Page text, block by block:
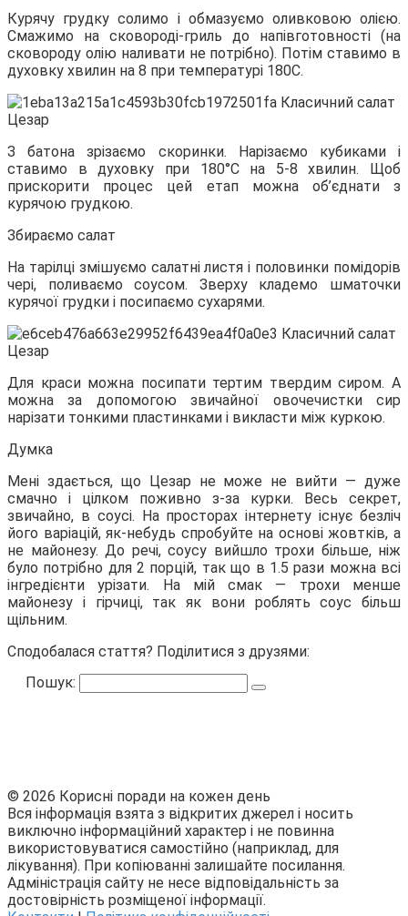
Курячу грудку солимо і обмазуємо оливковою олією.
Смажимо на сковороді-гриль до напівготовності (на
сковороду олію наливати не потрібно). Потім ставимо в
духовку хвилин на 8 при температурі 180С.
З батона зрізаємо скоринки. Нарізаємо кубиками і
ставимо в духовку при 180°С на 5-8 хвилин. Щоб
прискорити процес цей етап можна об’єднати з
курячою грудкою.
Збираємо салат
На тарілці змішуємо салатні листя і половинки помідорів
чері, поливаємо соусом. Зверху кладемо шматочки
курячої грудки і посипаємо сухарями.
Для краси можна посипати тертим твердим сиром. А
можна за допомогою звичайної овочечистки сир
нарізати тонкими пластинками і викласти між куркою.
Думка
Мені здається, що Цезар не може не вийти — дуже
смачно і цілком поживно з-за курки. Весь секрет,
звичайно, в соусі. На просторах інтернету існує безліч
його варіацій, як-небудь спробуйте на основі жовтків, а
не майонезу. До речі, соусу вийшло трохи більше, ніж
було потрібно для 2 порцій, так що в 1.5 рази можна всі
інгредієнти урізати. На мій смак — трохи менше
майонезу і гірчиці, так як вони роблять соус більш
щільним.
Сподобалася стаття? Поділитися з друзями:
Пошук:
© 2026 Корисні поради на кожен день
Вся інформація взята з відкритих джерел і носить
виключно інформаційний характер і не повинна
використовуватися самостійно (наприклад, для
лікування). При копіюванні залишайте посилання.
Адміністрація сайту не несе відповідальність за
достовірність розміщеної інформації.